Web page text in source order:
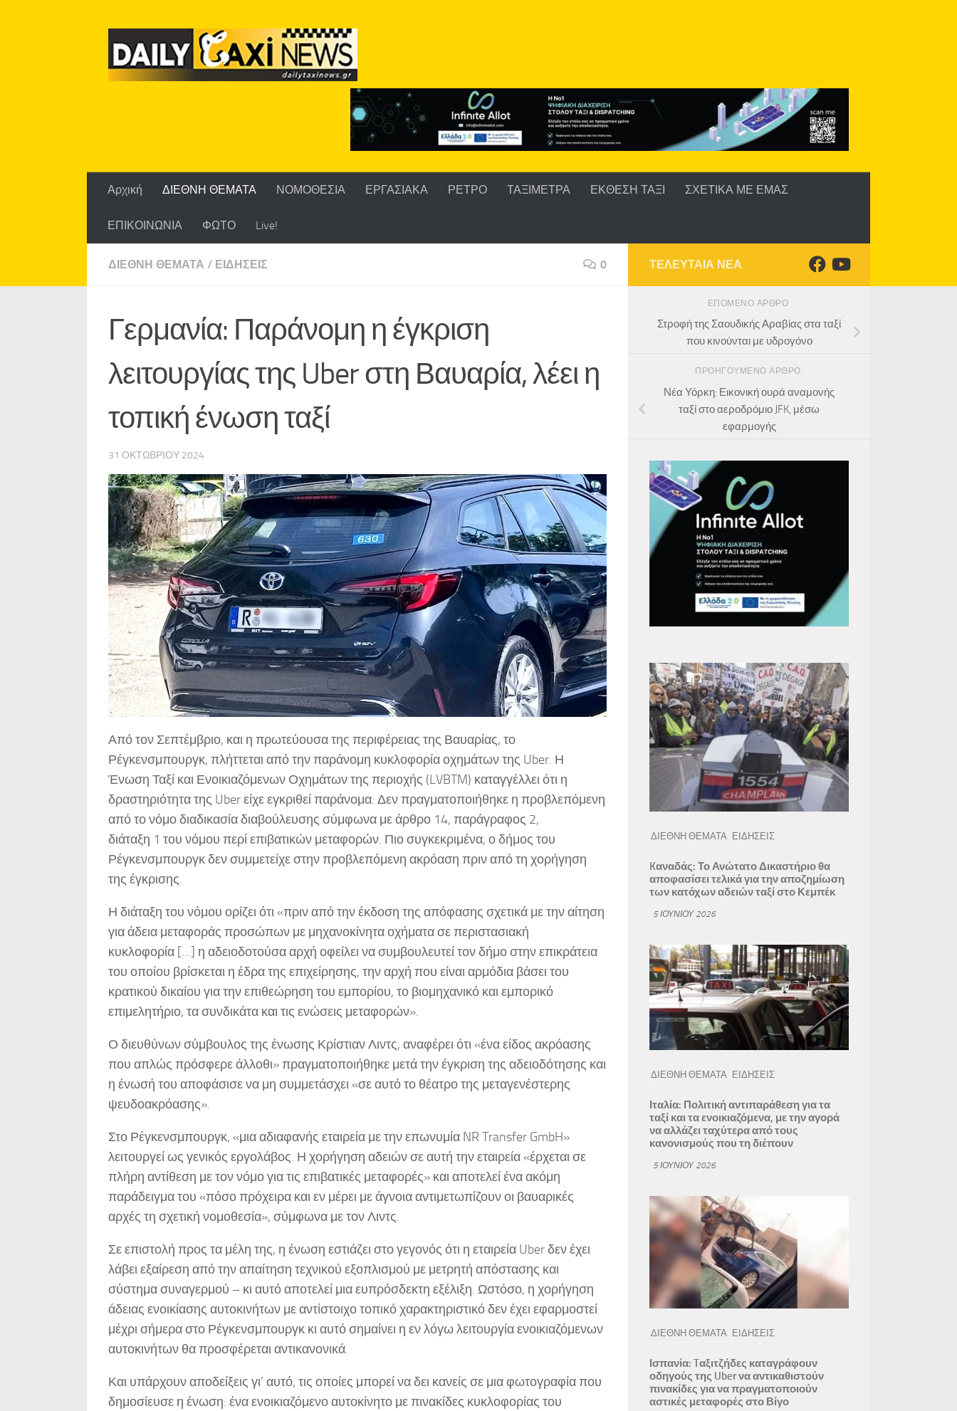
Αρχική ΔΙΕΘΝΗ ΘΕΜΑΤΑ ΝΟΜΟΘΕΣΙΑ ΕΡΓΑΣΙΑΚΑ ΡΕΤΡΟ ΤΑΞΙΜΕΤΡΑ ΕΚΘΕΣΗ ΤΑΞΙ ΣΧΕΤΙΚΑ ΜΕ ΕΜΑΣ
ΕΠΙΚΟΙΝΩΝΙΑ ΦΩΤΟ Live!
ΔΙΕΘΝΗ ΘΕΜΑΤΑ / ΕΙΔΗΣΕΙΣ 0
Γερμανία: Παράνομη η έγκριση
λειτουργίας της Uber στη Βαυαρία, λέει η
τοπική ένωση ταξί
31 ΟΚΤΩΒΡΊΟΥ 2024
Από τον Σεπτέμβριο, και η πρωτεύουσα της περιφέρειας της Βαυαρίας, το
Ρέγκενσμπουργκ, πλήττεται από την παράνομη κυκλοφορία οχημάτων της Uber. Η
Ένωση Ταξί και Ενοικιαζόμενων Οχημάτων της περιοχής (LVBTM) καταγγέλλει ότι η
δραστηριότητα της Uber είχε εγκριθεί παράνομα: Δεν πραγματοποιήθηκε η προβλεπόμενη
από το νόμο διαδικασία διαβούλευσης σύμφωνα με άρθρο 14, παράγραφος 2,
διάταξη 1 του νόμου περί επιβατικών μεταφορών. Πιο συγκεκριμένα, ο δήμος του
Ρέγκενσμπουργκ δεν συμμετείχε στην προβλεπόμενη ακρόαση πριν από τη χορήγηση
της έγκρισης.
Η διάταξη του νόμου ορίζει ότι «πριν από την έκδοση της απόφασης σχετικά με την αίτηση
για άδεια μεταφοράς προσώπων με μηχανοκίνητα οχήματα σε περιστασιακή
κυκλοφορία […] η αδειοδοτούσα αρχή οφείλει να συμβουλευτεί τον δήμο στην επικράτεια
του οποίου βρίσκεται η έδρα της επιχείρησης, την αρχή που είναι αρμόδια βάσει του
κρατικού δικαίου για την επιθεώρηση του εμπορίου, το βιομηχανικό και εμπορικό
επιμελητήριο, τα συνδικάτα και τις ενώσεις μεταφορών».
Ο διευθύνων σύμβουλος της ένωσης Κρίστιαν Λιντς, αναφέρει ότι «ένα είδος ακρόασης
που απλώς πρόσφερε άλλοθι» πραγματοποιήθηκε μετά την έγκριση της αδειοδότησης και
η ένωσή του αποφάσισε να μη συμμετάσχει «σε αυτό το θέατρο της μεταγενέστερης
ψευδοακρόασης».
Στο Ρέγκενσμπουργκ, «μια αδιαφανής εταιρεία με την επωνυμία NR Transfer GmbH»
λειτουργεί ως γενικός εργολάβος. Η χορήγηση αδειών σε αυτή την εταιρεία «έρχεται σε
πλήρη αντίθεση με τον νόμο για τις επιβατικές μεταφορές» και αποτελεί ένα ακόμη
παράδειγμα του «πόσο πρόχειρα και εν μέρει με άγνοια αντιμετωπίζουν οι βαυαρικές
αρχές τη σχετική νομοθεσία», σύμφωνα με τον Λιντς.
Σε επιστολή προς τα μέλη της, η ένωση εστιάζει στο γεγονός ότι η εταιρεία Uber δεν έχει
λάβει εξαίρεση από την απαίτηση τεχνικού εξοπλισμού με μετρητή απόστασης και
σύστημα συναγερμού – κι αυτό αποτελεί μια ευπρόσδεκτη εξέλιξη. Ωστόσο, η χορήγηση
άδειας ενοικίασης αυτοκινήτων με αντίστοιχο τοπικό χαρακτηριστικό δεν έχει εφαρμοστεί
μέχρι σήμερα στο Ρέγκενσμπουργκ κι αυτό σημαίνει η εν λόγω λειτουργία ενοικιαζόμενων
αυτοκινήτων θα προσφέρεται αντικανονικά.
Και υπάρχουν αποδείξεις γι’ αυτό, τις οποίες μπορεί να δει κανείς σε μια φωτογραφία που
δημοσίευσε η ένωση: ένα ενοικιαζόμενο αυτοκίνητο με πινακίδες κυκλοφορίας του
ΤΕΛΕΥΤΑΙΑ ΝΕΑ
ΕΠΌΜΕΝΟ ΆΡΘΡΟ
Στροφή της Σαουδικής Αραβίας στα ταξί
που κινούνται με υδρογόνο
ΠΡΟΗΓΟΎΜΕΝΟ ΆΡΘΡΟ
Νέα Υόρκη: Εικονική ουρά αναμονής
ταξί στο αεροδρόμιο JFK, μέσω
εφαρμογής
ΔΙΕΘΝΗ ΘΕΜΑΤΑ ΕΙΔΗΣΕΙΣ
Kαναδάς: Το Ανώτατο Δικαστήριο θα
αποφασίσει τελικά για την αποζημίωση
των κατόχων αδειών ταξί στο Κεμπέκ
5 ΙΟΥΝΊΟΥ 2026
ΔΙΕΘΝΗ ΘΕΜΑΤΑ ΕΙΔΗΣΕΙΣ
Ιταλία: Πολιτική αντιπαράθεση για τα
ταξί και τα ενοικιαζόμενα, με την αγορά
να αλλάζει ταχύτερα από τους
κανονισμούς που τη διέπουν
5 ΙΟΥΝΊΟΥ 2026
ΔΙΕΘΝΗ ΘΕΜΑΤΑ ΕΙΔΗΣΕΙΣ
Ισπανία: Tαξιτζήδες καταγράφουν
οδηγούς της Uber να αντικαθιστούν
πινακίδες για να πραγματοποιούν
αστικές μεταφορές στο Βίγο